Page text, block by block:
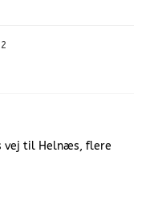
vej til Helnæs, flere